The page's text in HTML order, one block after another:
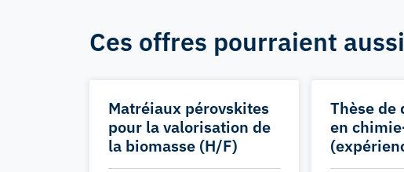
Ces offres pourraient
Matréiaux pérovskites
pour la valorisation de
la biomasse (H/F)
Thèse de
en